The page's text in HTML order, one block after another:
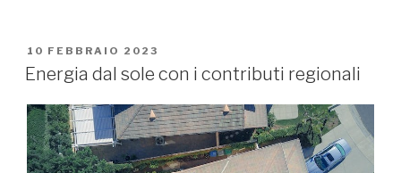
PUBBLICATO
IL
10 FEBBRAIO 2023
Energia dal sole con i contributi regionali